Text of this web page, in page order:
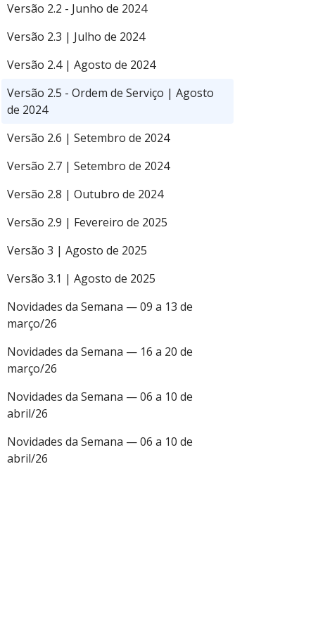
Versão 2.2 - Junho de 2024
Versão 2.3 | Julho de 2024
Versão 2.4 | Agosto de 2024
Versão 2.5 - Ordem de Serviço | Agosto
de 2024
Versão 2.6 | Setembro de 2024
Versão 2.7 | Setembro de 2024
Versão 2.8 | Outubro de 2024
Versão 2.9 | Fevereiro de 2025
Versão 3 | Agosto de 2025
Versão 3.1 | Agosto de 2025
Novidades da Semana — 09 a 13 de
março/26
Novidades da Semana — 16 a 20 de
março/26
Novidades da Semana — 06 a 10 de
abril/26
Novidades da Semana — 06 a 10 de
abril/26